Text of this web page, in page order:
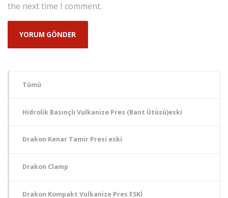
the next time I comment.
Tümü
Hidrolik Basınçlı Vulkanize Pres (Bant Ütüsü)eski
Drakon Kenar Tamir Presi eski
Drakon Clamp
Drakon Kompakt Vulkanize Pres ESKİ